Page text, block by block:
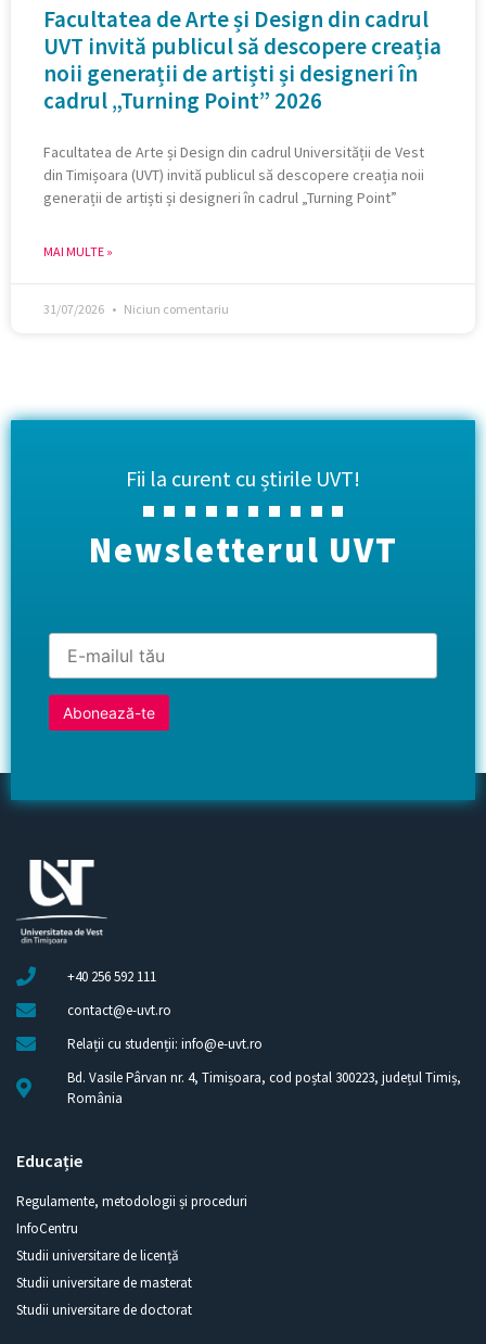
Facultatea de Arte și Design din cadrul
UVT invită publicul să descopere creația
noii generații de artiști și designeri în
cadrul „Turning Point” 2026
Facultatea de Arte și Design din cadrul Universității de Vest
din Timișoara (UVT) invită publicul să descopere creația noii
generații de artiști și designeri în cadrul „Turning Point”
MAI MULTE »
31/07/2026 Niciun comentariu
Fii la curent cu știrile UVT!
Newsletterul UVT
+40 256 592 111
contact@e-uvt.ro
Relații cu studenții: info@e-uvt.ro
Bd. Vasile Pârvan nr. 4, Timișoara, cod poștal 300223, județul Timiș,
România
Educație
Regulamente, metodologii și proceduri
InfoCentru
Studii universitare de licență
Studii universitare de masterat
Studii universitare de doctorat